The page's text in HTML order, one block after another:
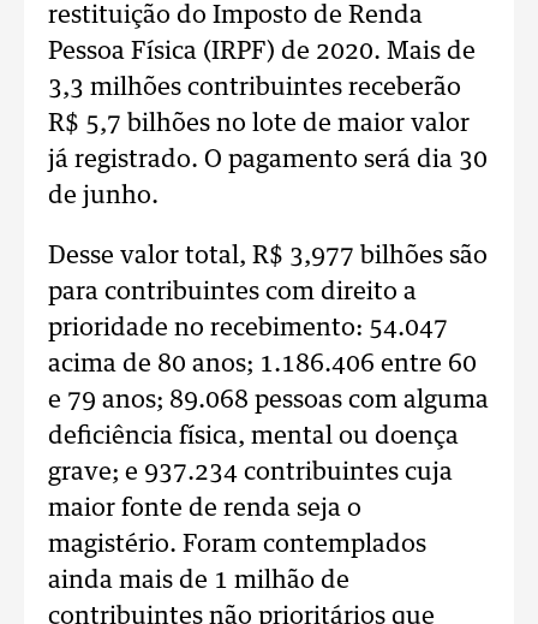
restituição do Imposto de Renda
Pessoa Física (IRPF) de 2020. Mais de
3,3 milhões contribuintes receberão
R$ 5,7 bilhões no lote de maior valor
já registrado. O pagamento será dia 30
de junho.
Desse valor total, R$ 3,977 bilhões são
para contribuintes com direito a
prioridade no recebimento: 54.047
acima de 80 anos; 1.186.406 entre 60
e 79 anos; 89.068 pessoas com alguma
deficiência física, mental ou doença
grave; e 937.234 contribuintes cuja
maior fonte de renda seja o
magistério. Foram contemplados
ainda mais de 1 milhão de
contribuintes não prioritários que